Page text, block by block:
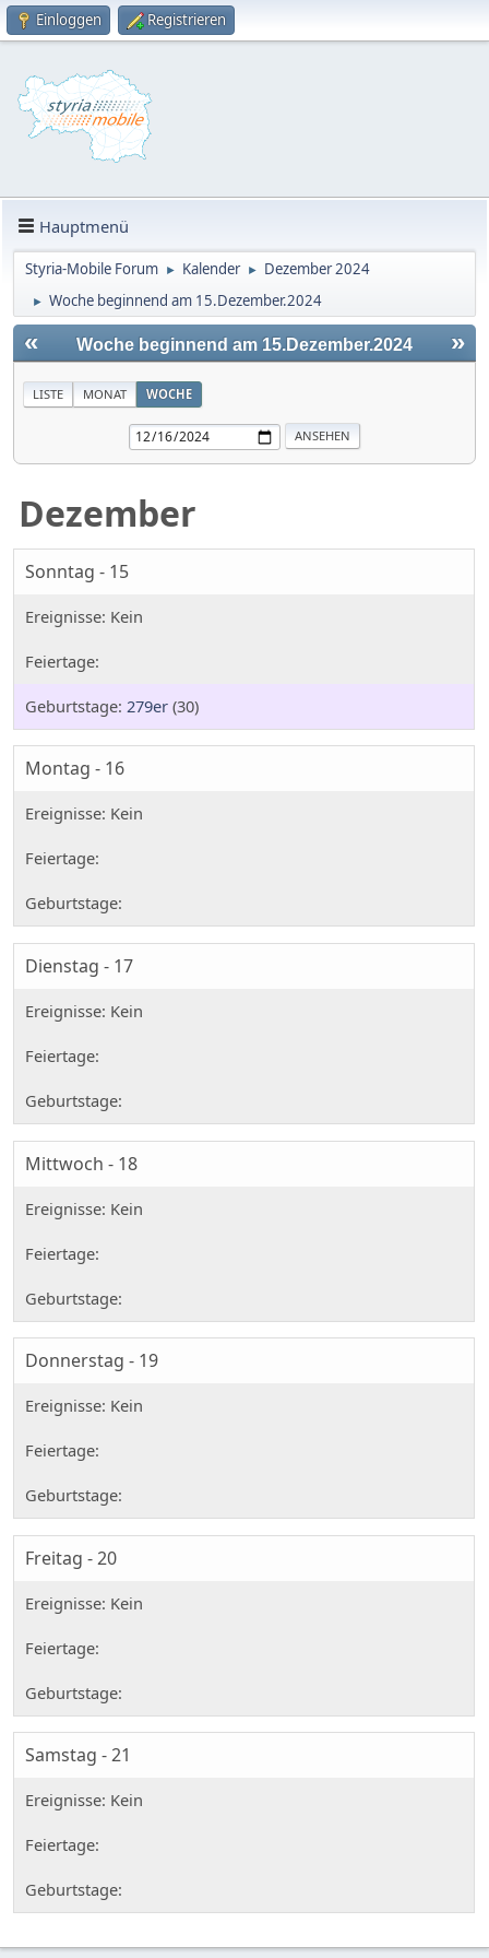
Einloggen Registrieren
Hauptmenü
Styria-Mobile Forum ► Kalender ► Dezember 2024
► Woche beginnend am 15.Dezember.2024
« »
Woche beginnend am 15.Dezember.2024
LISTE MONAT WOCHE
Dezember
Sonntag - 15
279er (30)
Montag - 16
Dienstag - 17
Mittwoch - 18
Donnerstag - 19
Freitag - 20
Samstag - 21